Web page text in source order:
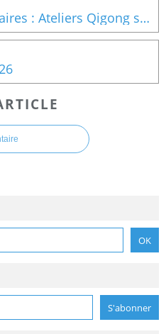
Activités vacances scolaires : Ateliers Qigong sur les 36 exercices et séances Pilates/stretching